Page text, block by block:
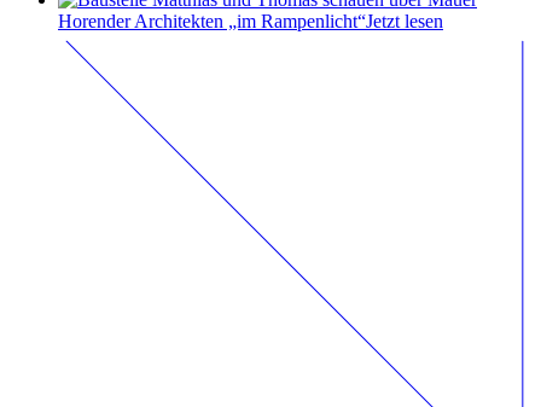
Horender Architekten „im Rampenlicht“Jetzt lesen